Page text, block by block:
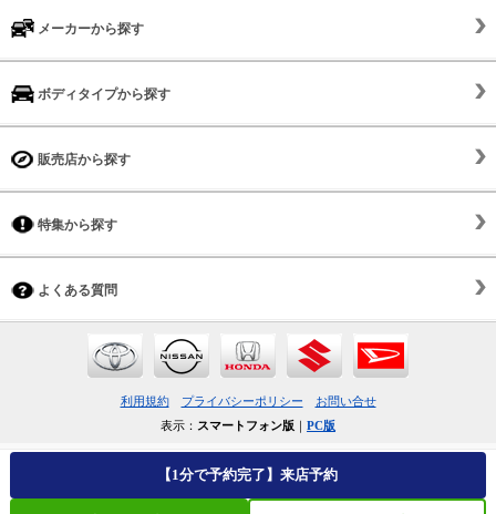
【1分で予約完了】来店予約
メーカーから探す
ボディタイプから探す
販売店から探す
特集から探す
よくある質問
利用規約 プライバシーポリシー
お問い合せ
表示： スマートフォン版 PC版